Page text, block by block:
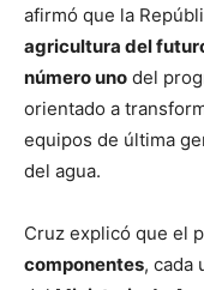
afirmó que la
agricultura del
número uno del
orientado a
equipos de última
del agua.
Cruz explicó que el
componentes, cada